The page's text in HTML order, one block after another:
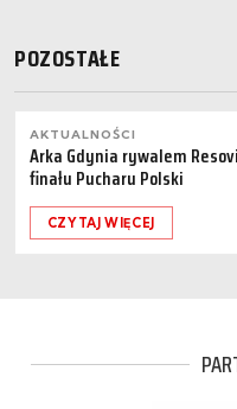
POZOSTAŁE
AKTUALNOŚCI
Arka Gdynia rywalem
finału Pucharu Polski
CZYTAJ WIĘCEJ